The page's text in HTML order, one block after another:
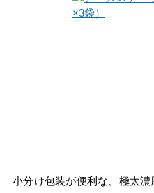
小分け包装が便利な、極太